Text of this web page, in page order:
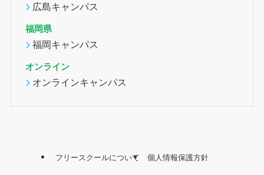
広島キャンパス
福岡県
福岡キャンパス
オンライン
オンラインキャンパス
フリースクールについて 個人情報保護方針